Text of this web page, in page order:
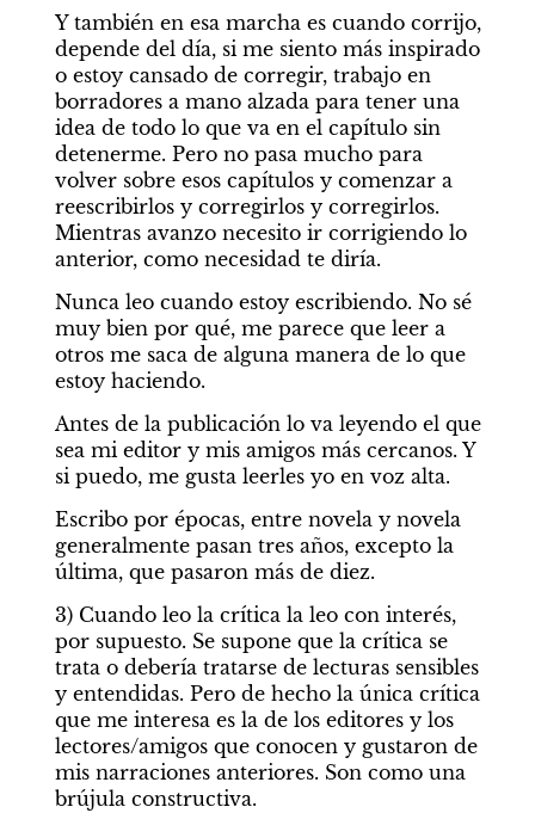
Y también en esa marcha es cuando corrijo,
depende del día, si me siento más inspirado
o estoy cansado de corregir, trabajo en
borradores a mano alzada para tener una
idea de todo lo que va en el capítulo sin
detenerme. Pero no pasa mucho para
volver sobre esos capítulos y comenzar a
reescribirlos y corregirlos y corregirlos.
Mientras avanzo necesito ir corrigiendo lo
anterior, como necesidad te diría.
Nunca leo cuando estoy escribiendo. No sé
muy bien por qué, me parece que leer a
otros me saca de alguna manera de lo que
estoy haciendo.
Antes de la publicación lo va leyendo el que
sea mi editor y mis amigos más cercanos. Y
si puedo, me gusta leerles yo en voz alta.
Escribo por épocas, entre novela y novela
generalmente pasan tres años, excepto la
última, que pasaron más de diez.
3) Cuando leo la crítica la leo con interés,
por supuesto. Se supone que la crítica se
trata o debería tratarse de lecturas sensibles
y entendidas. Pero de hecho la única crítica
que me interesa es la de los editores y los
lectores/amigos que conocen y gustaron de
mis narraciones anteriores. Son como una
brújula constructiva.